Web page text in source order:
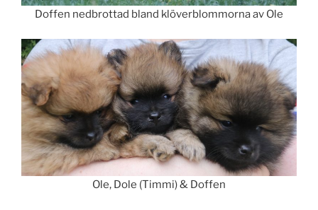
Doffen nedbrottad bland klöverblommorna av Ole
Ole, Dole (Timmi) & Doffen